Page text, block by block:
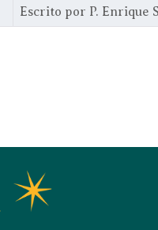
Escrito por P. Enrique